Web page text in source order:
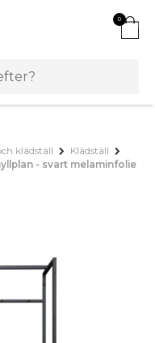
0
klädställ
Klädställ
- svart melaminfolie